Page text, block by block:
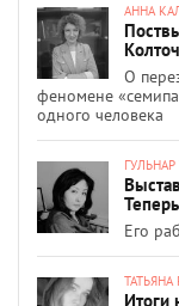
АННА
О
феномене
одного человека
Его
Итоги